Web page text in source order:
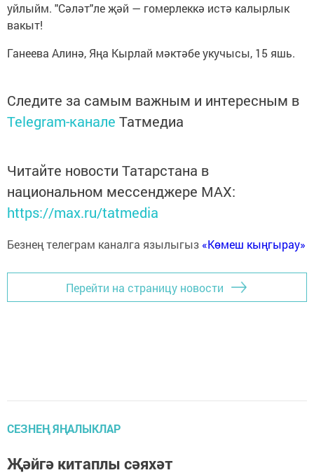
уйлыйм. "Сәләт"ле җәй — гомерлеккә истә калырлык
вакыт!
Ганеева Алинә, Яңа Кырлай мәктәбе укучысы, 15 яшь.
Следите за самым важным и интересным в
Telegram-канале Татмедиа
Читайте новости Татарстана в
национальном мессенджере MАХ:
https://max.ru/tatmedia
Безнең телеграм каналга язылыгыз «Көмеш кыңгырау»
Перейти на страницу новости
СЕЗНЕҢ ЯҢАЛЫКЛАР
Җәйгә китаплы сәяхәт